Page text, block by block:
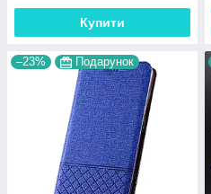
Купити
–23% Подарунок